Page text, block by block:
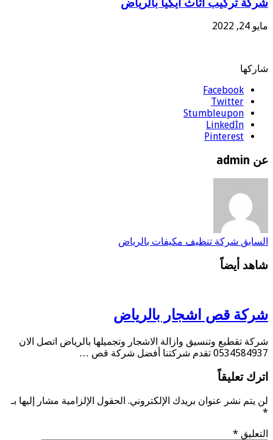
مايو 24, 2022
شاركها
Facebook
Twitter
Stumbleupon
LinkedIn
Pinterest
عن admin
السابق شركة تنظيف مكيفات بالرياض
شاهد أيضاً
شركة قص اشجار بالرياض
شركة تقطيع وتنسيق وازالة الاشجار وتجميلها بالرياض اتصل الان
0534584937 تقدم شركتنا أفضل شركة قص …
اترك تعليقاً
لن يتم نشر عنوان بريدك الإلكتروني. الحقول الإلزامية مشار إليها بـ
*
التعليق *